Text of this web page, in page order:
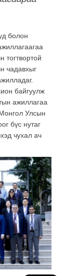
болон
тогтвортой
чадавхыг
байгуулж
ажиллагаа
Улсын
бүс нутаг
чухал ач